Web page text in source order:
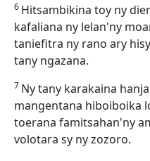
6 Hitsambikina toy ny
kafaliana ny lelan'ny
taniefitra ny rano ary
tany ngazana.
7 Ny tany karakaina
mangentana hiboiboika
toerana famitsahan'ny
volotara sy ny zozoro.